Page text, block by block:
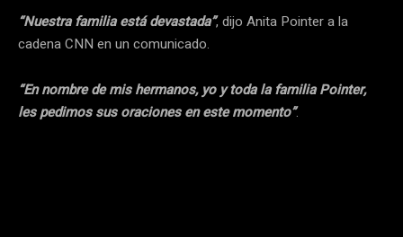
“Nuestra familia está devastada”, dijo Anita Pointer a la
cadena CNN en un comunicado.
“En nombre de mis hermanos, yo y toda la familia Pointer,
les pedimos sus oraciones en este momento”.